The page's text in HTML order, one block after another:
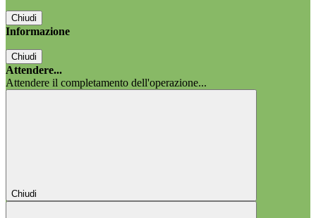
Chiudi
Informazione
Chiudi
Attendere...
Attendere il completamento dell'operazione...
Chiudi